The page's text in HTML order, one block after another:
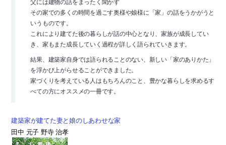
その家での多くの時間を過ごす奥様や娘様に「家」の話をうかがうと
いうものです。
これにより建てた後の暮らしが話の中心となり、家族が成長してい
き、家もまた成長していく過程が詳しく語られていきます。
結果、建築家自身では語られることのない、新しい「家のありかた」
を浮かび上がらせることができました。
家づくりを考えている人はもちろんのこと、豊かな暮らしを求めるす
べての方にオススメの一冊です。
建築家が建てた妻と娘のしあわせな家
田中 元子 野寺 治孝